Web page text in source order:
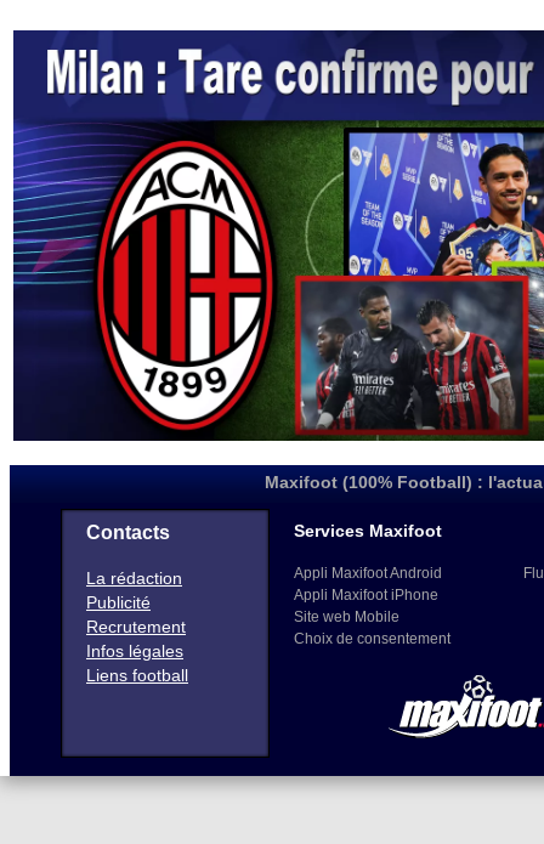
Maxifoot (100% Football) :
Contacts
La rédaction
Publicité
Recrutement
Infos légales
Liens football
Services Maxifoot
Appli Maxifoot Android
Appli Maxifoot iPhone
Site web Mobile
Choix de consentement